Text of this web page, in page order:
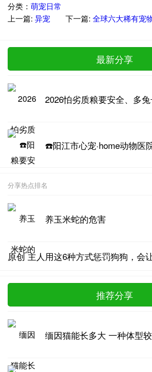
分类： 萌宠日常
上一篇: 异宠 下一篇: 全球六大稀有宠
最新分享
☎️阳江市心宠·home动物医
分享热点排名
养玉米蛇的危害
原创 主人用这6种方式惩罚狗狗，会
推荐分享
缅因猫能长多大 一种体型